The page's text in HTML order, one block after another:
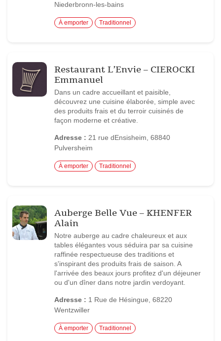
Niederbronn-les-bains
À emporter Traditionnel
Restaurant L’Envie – CIEROCKI
Emmanuel
Dans un cadre accueillant et paisible,
découvrez une cuisine élaborée, simple avec
des produits frais et du terroir cuisinés de
façon moderne et créative.
Adresse : 21 rue dEnsisheim, 68840
Pulversheim
À emporter Traditionnel
Auberge Belle Vue – KHENFER
Alain
Notre auberge au cadre chaleureux et aux
tables élégantes vous séduira par sa cuisine
raffinée respectueuse des traditions et
s'inspirant des produits frais de saison. A
l'arrivée des beaux jours profitez d'un déjeuner
ou d'un dîner dans notre jardin verdoyant.
Adresse : 1 Rue de Hésingue, 68220
Wentzwiller
À emporter Traditionnel